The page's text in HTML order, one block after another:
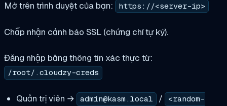
Mở trên trình duyệt của bạn: https://<server-ip>
Chấp nhận cảnh báo SSL (chứng chỉ tự ký).
Đăng nhập bằng thông tin xác thực từ:
/root/.cloudzy-creds
Quản trị viên → admin@kasm.local /
<random-